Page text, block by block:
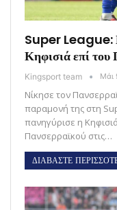
Super League:
Κηφισιά επί του
Kingsport team Μάι
Νίκησε τον
παραμονή της στη
πανηγύρισε η
Πανσερραϊκού στις…
ΔΙΑΒΑΣΤΕ